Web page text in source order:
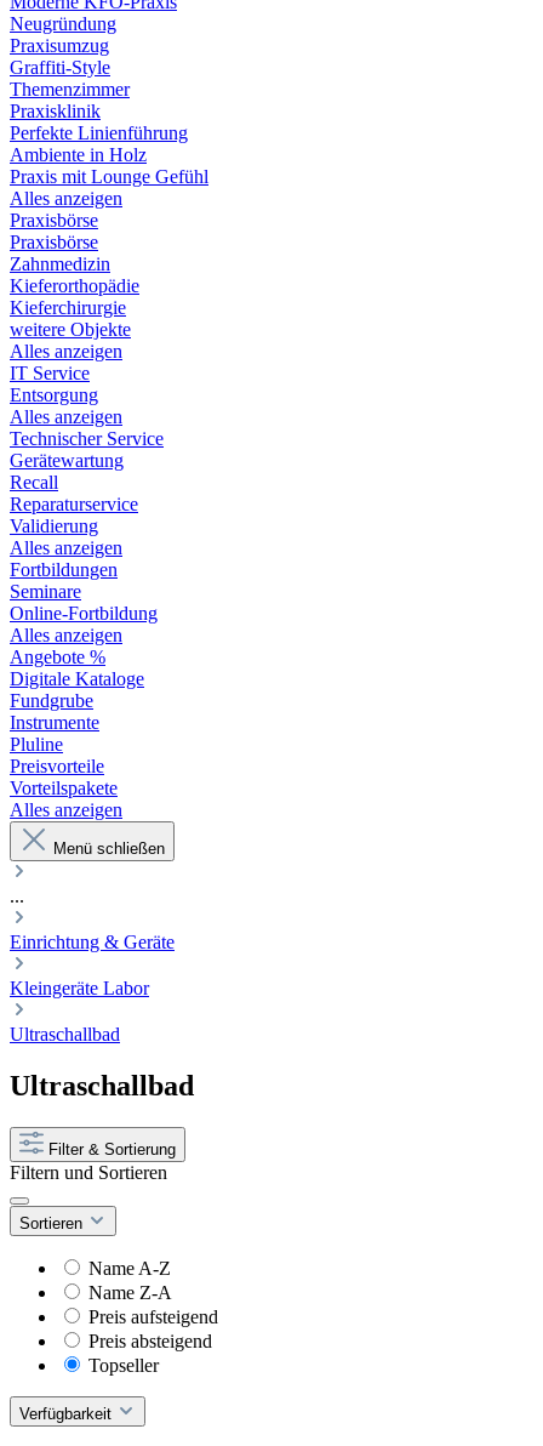
Neugründung
Praxisumzug
Graffiti-Style
Themenzimmer
Praxisklinik
Perfekte Linienführung
Ambiente in Holz
Praxis mit Lounge Gefühl
Alles anzeigen
Praxisbörse
Praxisbörse
Zahnmedizin
Kieferorthopädie
Kieferchirurgie
weitere Objekte
Alles anzeigen
IT Service
Entsorgung
Alles anzeigen
Technischer Service
Gerätewartung
Recall
Reparaturservice
Validierung
Alles anzeigen
Fortbildungen
Seminare
Online-Fortbildung
Alles anzeigen
Angebote %
Digitale Kataloge
Fundgrube
Instrumente
Pluline
Preisvorteile
Vorteilspakete
Alles anzeigen
Menü schließen
...
Einrichtung & Geräte
Kleingeräte Labor
Ultraschallbad
Ultraschallbad
Filter & Sortierung
Filtern und Sortieren
Sortieren
Name A-Z
Name Z-A
Preis aufsteigend
Preis absteigend
Topseller
Verfügbarkeit